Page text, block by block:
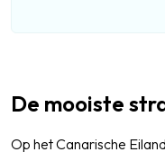
De mooiste
Op het Canarische